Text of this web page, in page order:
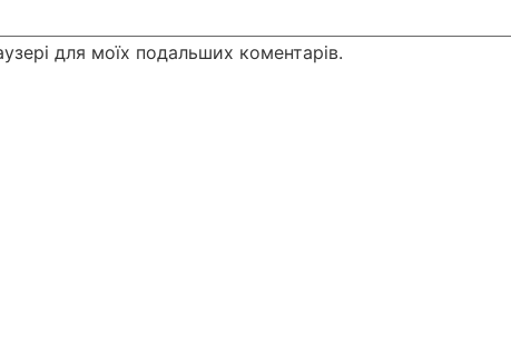
для моїх подальших коментарів.